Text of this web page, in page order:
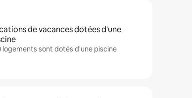
de vacances dotées d'une
logements sont dotés d'une piscine